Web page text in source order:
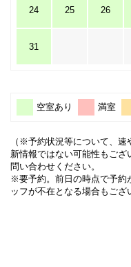
24 25 26
31
空室あり 満室
（※予約状況等について、
新情報ではない可能性もご
問い合わせください。
※要予約。前日の時点で予約
ッフが不在となる場合もござ